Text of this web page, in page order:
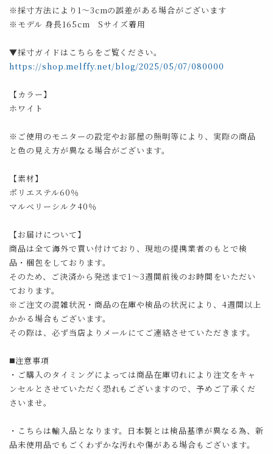
※採寸方法により1～3cmの誤差がある場合がございます
※モデル 身長165cm Sサイズ着用
▼採寸ガイドはこちらをご覧ください。
https://shop.melffy.net/blog/2025/05/07/080000
【カラー】
ホワイト
※ご使用のモニターの設定やお部屋の照明等により、実際の商品
と色の見え方が異なる場合がございます。
【素材】
ポリエステル60％
マルベリーシルク40％
【お届けについて】
商品は全て海外で買い付けており、現地の提携業者のもとで検
品・梱包をしております。
そのため、ご決済から発送まで1～3週間前後のお時間をいただい
ております。
※ご注文の混雑状況・商品の在庫や検品の状況により、4週間以上
かかる場合もございます。
その際は、必ず当店よりメールにてご連絡させていただきます。
◼️注意事項
・ご購入のタイミングによっては商品在庫切れにより注文をキャ
ンセルとさせていただく恐れもございますので、予めご了承くだ
さいませ。
・こちらは輸入品となります。日本製とは検品基準が異なる為、新
品未使用品でもごくわずかな汚れや傷がある場合もございます。